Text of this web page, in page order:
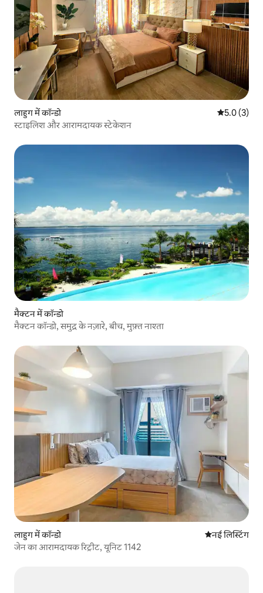
लाहुग में कॉन्डो औसत रेटिंग 5
5.0 (3)
स्टाइलिश और आरामदायक स्टेकेशन
मैक्टन में कॉन्डो
मैक्टन कॉन्डो, समुद्र के नज़ारे, बीच, मुफ़्त नाश्ता
लाहुग में कॉन्डो ठहरने की नई
नई लिस्टिंग
जेन का आरामदायक रिट्रीट, यूनिट 1142